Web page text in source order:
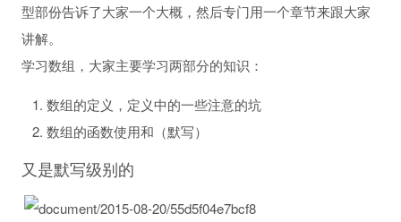
型部份告诉了大家一个大概，然后专门用一个章节来跟大家
讲解。
学习数组，大家主要学习两部分的知识：
数组的定义，定义中的一些注意的坑
数组的函数使用和（默写）
又是默写级别的